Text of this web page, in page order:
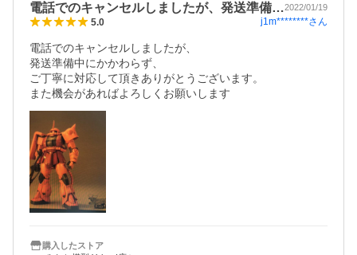
電話でのキャンセルしましたが、発送準備…2022/01/19
5.0 j1m********さん
電話でのキャンセルしましたが、
発送準備中にかかわらず、
ご丁寧に対応して頂きありがとうございます。
また機会があればよろしくお願いします
購入したストア